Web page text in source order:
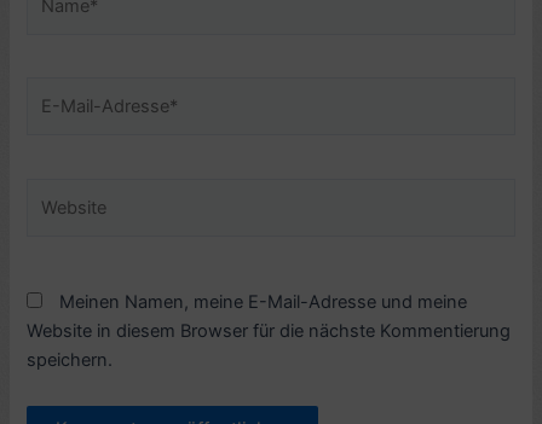
Meinen Namen, meine E-Mail-Adresse und meine
Website in diesem Browser für die nächste Kommentierung
speichern.